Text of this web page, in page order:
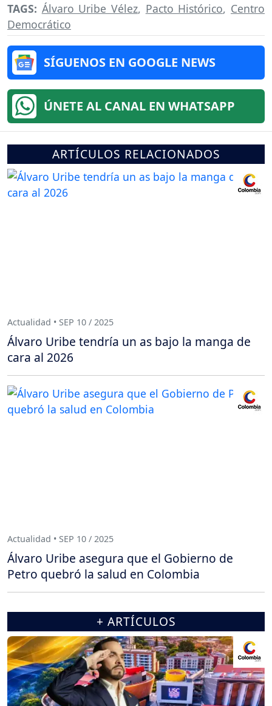
TAGS: Álvaro Uribe Vélez, Pacto Histórico, Centro
Democrático
SÍGUENOS EN GOOGLE NEWS
ÚNETE AL CANAL EN WHATSAPP
ARTÍCULOS RELACIONADOS
Actualidad • SEP 10 / 2025
Álvaro Uribe tendría un as bajo la manga de
cara al 2026
Actualidad • SEP 10 / 2025
Álvaro Uribe asegura que el Gobierno de
Petro quebró la salud en Colombia
+ ARTÍCULOS